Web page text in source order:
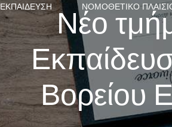
ΕΚΠΑΊΔΕΥΣΗ ΝΟΜΟΘΕΤΙΚΌ
Νέο
Βορείου